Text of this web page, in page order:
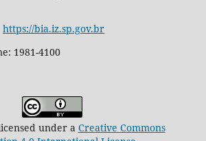
https://bia.iz.sp.gov.br
1981-4100
under a Creative Commons